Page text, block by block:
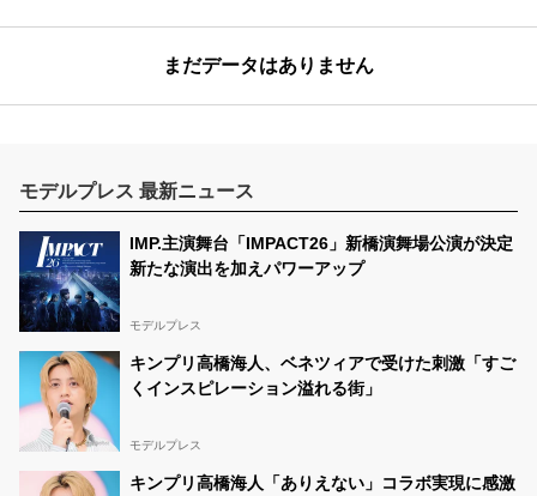
まだデータはありません
モデルプレス 最新ニュース
IMP.主演舞台「IMPACT26」新橋演舞場公演が決定
新たな演出を加えパワーアップ
モデルプレス
キンプリ高橋海人、ベネツィアで受けた刺激「すご
くインスピレーション溢れる街」
モデルプレス
キンプリ高橋海人「ありえない」コラボ実現に感激